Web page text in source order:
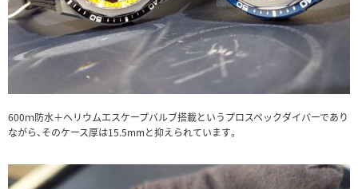
600ｍ防水＋ヘリウムエスケープバルブ搭載というプロスペックダイバーであり
ながら、そのケース厚は15.5mmと抑えられています。